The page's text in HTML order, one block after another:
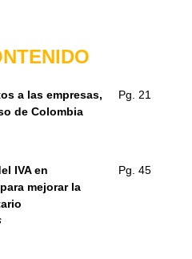
a las empresas,
de Colombia
Pg. 21
IVA en
mejorar la
Pg. 45